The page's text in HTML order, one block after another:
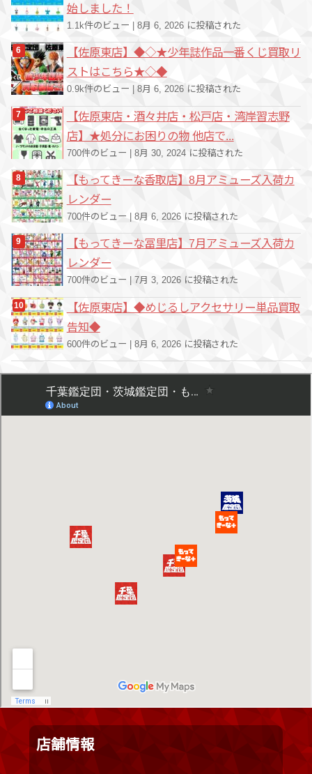
始しました！
1.1k件のビュー 8月 6, 2026 に投稿された
【佐原東店】◆◇★少年誌作品一番くじ買取リ
ストはこちら★◇◆
0.9k件のビュー 8月 6, 2026 に投稿された
【佐原東店・酒々井店・松戸店・湾岸習志野
店】★処分にお困りの物 他店で...
700件のビュー | 8月 30, 2024 に投稿された
【もってきーな香取店】8月アミューズ入荷カ
レンダー
700件のビュー 8月 6, 2026 に投稿された
【もってきーな冨里店】7月アミューズ入荷カ
レンダー
700件のビュー 7月 3, 2026 に投稿された
【佐原東店】◆めじるしアクセサリー単品買取
告知◆
600件のビュー 8月 6, 2026 に投稿された
店舗情報